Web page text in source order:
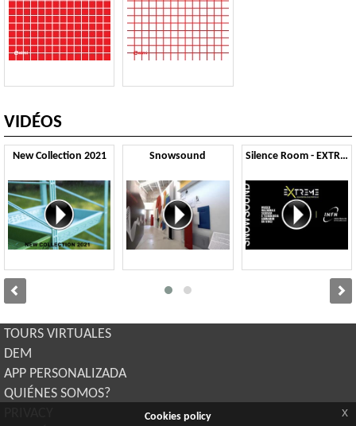
VIDÉOS
New Collection 2021 Snowsound Silence Room - EXTREME
TOURS VIRTUALES
DEM
APP PERSONALIZADA
QUIÉNES SOMOS?
Cookies policy x